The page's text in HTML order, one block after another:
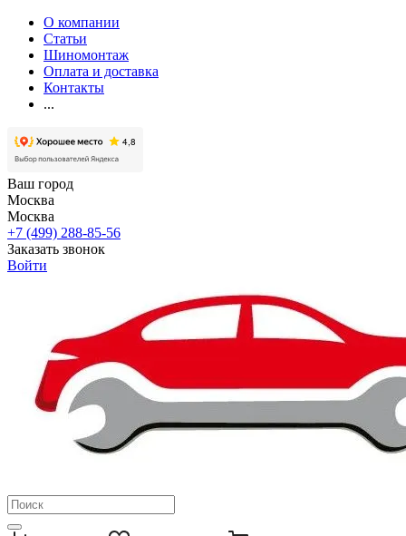
О компании
Статьи
Шиномонтаж
Оплата и доставка
Контакты
...
Ваш город
Москва
Москва
+7 (499) 288-85-56
Заказать звонок
Войти